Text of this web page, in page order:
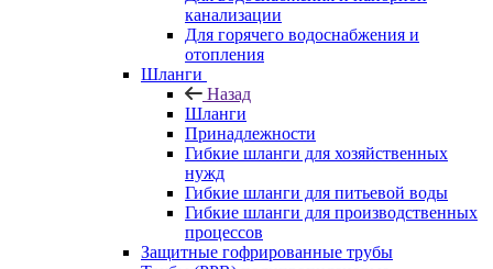
канализации
Для горячего водоснабжения и
отопления
Шланги
Назад
Шланги
Принадлежности
Гибкие шланги для хозяйственных
нужд
Гибкие шланги для питьевой воды
Гибкие шланги для производственных
процессов
Защитные гофрированные трубы